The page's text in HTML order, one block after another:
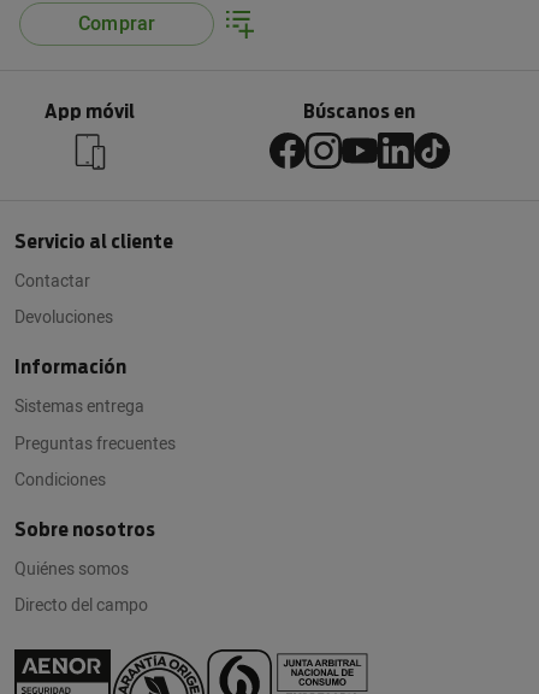
Comprar
App móvil Búscanos en
Servicio al cliente
Contactar
Devoluciones
Información
Sistemas entrega
Preguntas frecuentes
Condiciones
Sobre nosotros
Quiénes somos
Directo del campo